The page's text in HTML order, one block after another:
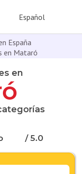
Español
España
en Mataró
en
/ 5.0